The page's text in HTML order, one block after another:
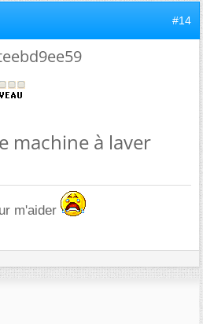
#14
machine à laver
m'aider